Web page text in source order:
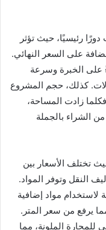
دورًا رئيسيًا، حيث تؤثر
على السعر النهائي.
على الخبرة وسرعة
كذلك، حجم المشروع
فكلما زادت المساحة،
الشراء بالجملة
تختلف الأسعار بين
النقل وتوفر المواد.
مواد إضافية
يرفع من سعر المتر.
للمحارة الملونة، مما